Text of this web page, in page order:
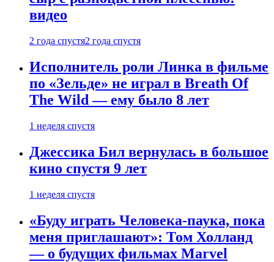
видео
2 года спустя2 года спустя
Исполнитель роли Линка в фильме
по «Зельде» не играл в Breath Of
The Wild — ему было 8 лет
1 неделя спустя
Джессика Бил вернулась в большое
кино спустя 9 лет
1 неделя спустя
«Буду играть Человека-паука, пока
меня приглашают»: Том Холланд
— о будущих фильмах Marvel